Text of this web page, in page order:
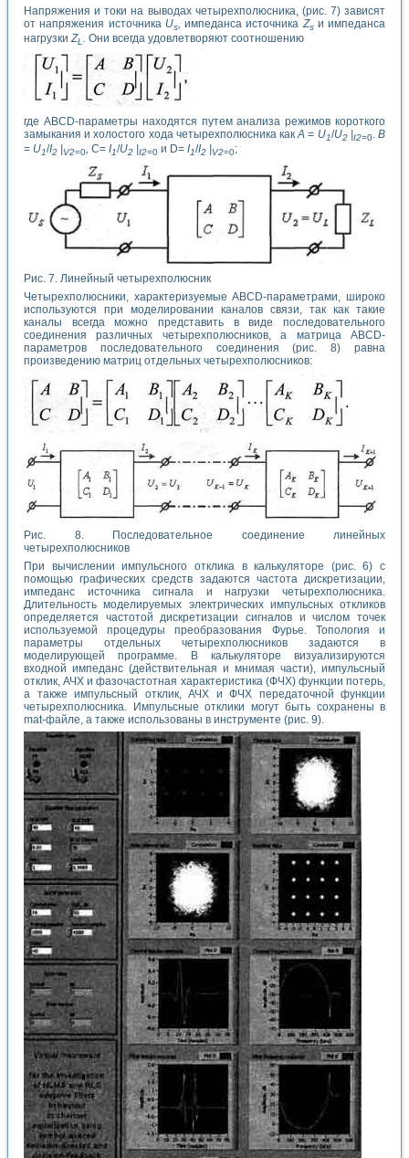
Напряжения и токи на выводах четырехполюсника, (рис. 7) зависят
от напряжения источника Us, импеданса источникаZs и импеданса
нагрузкиZL. Они всегда удовлетворяют соотношению
где ABCD-параметры находятся путем анализа режимов короткого
замыкания и холостого хода четырехполюсника какА = U1/U2|I2=0 .В
= U1/I2 V2=0, C= I1/U2 I2=0 и D= I1/I2 V2=0;
Рис. 7. Линейный четырехполюсник
Четырехполюсники, характеризуемые ABCD-параметрами, широко
используются при моделировании каналов связи, так как такие
каналы всегда можно представить в виде последовательного
соединения различных четырехполюсников, а матрица ABCD-
параметров последовательного соединения (рис. 8) равна
произведению матриц отдельных четырехполюсников:
Рис. 8. Последовательное соединение линейных
четырехполюсников
При вычислении импульсного отклика в калькуляторе (рис. 6) с
помощью графических средств задаются частота дискретизации,
импеданс источника сигнала и нагрузки четырехполюсника.
Длительность моделируемых электрических импульсных откликов
определяется частотой дискретизации сигналов и числом точек
используемой процедуры преобразования Фурье. Топология и
параметры отдельных четырехполюсников задаются в
моделирующей программе. В калькуляторе визуализируются
входной импеданс (действительная и мнимая части), импульсный
отклик, АЧХ и фазочастотная характеристика (ФЧХ) функции потерь,
а также импульсный отклик, АЧХ и ФЧХ передаточной функции
четырехполюсника. Импульсные отклики могут быть сохранены в
mat-файле, а также использованы в инструменте (рис. 9).